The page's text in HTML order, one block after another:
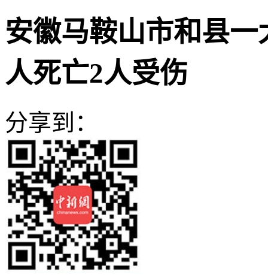
安徽马鞍山市和县
人死亡2人受伤
分享到：